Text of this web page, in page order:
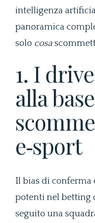
intelligenza
panoramica
solo cosa
1. I
alla
e‑sport
Il bias di conferma
potenti nel betting
seguito una